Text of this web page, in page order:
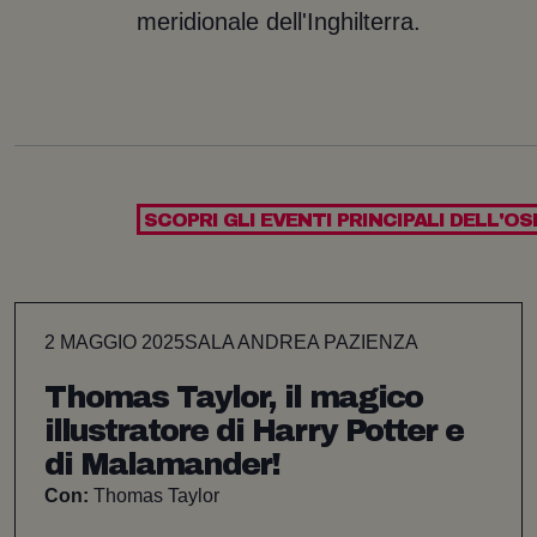
meridionale dell'Inghilterra.
SCOPRI GLI EVENTI PRINCIPALI
2 MAGGIO 2025SALA ANDREA PAZIENZA
Thomas Taylor, il magico
illustratore di Harry Potter e
di Malamander!
Con: Thomas Taylor